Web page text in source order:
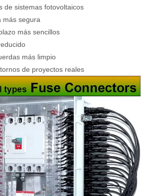
de sistemas fotovoltaicos
más segura
más sencillos
más limpio
de proyectos reales